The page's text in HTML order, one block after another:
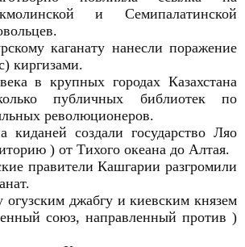
и Семипалатинской
каганату нанесли поражение
киргизами.
в крупных городах Казахстана
публичных библиотек по
революционеров.
киданей создали государство Ляо
) от Тихого океана до Алтая.
правители Кашгарии разгромили
джабгу и киевским князем
союз, направленный против )